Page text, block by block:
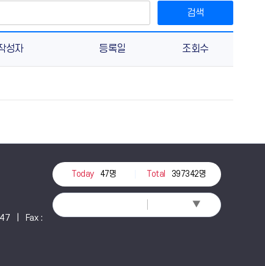
검색
성자 등록일 조회수
| Fax :
Today 47명 Total 397342명
▼